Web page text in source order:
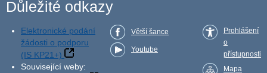
Důležité odkazy
Elektronické podání
žádosti o podporu
(IS KP21+)
Související weby:
Větší šance
Youtube
Prohlášení
o
přístupnosti
Mapa